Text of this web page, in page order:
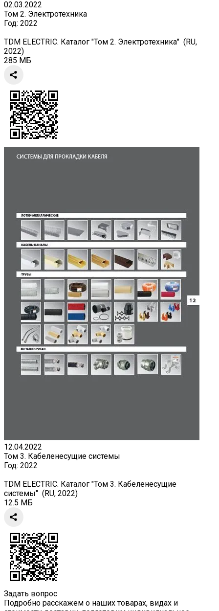
02.03.2022
Том 2. Электротехника
Год: 2022
TDM ELECTRIC. Каталог "Том 2. Электротехника" (RU,
2022)
285 МБ
12.04.2022
Том 3. Кабеленесущие системы
Год: 2022
TDM ELECTRIC. Каталог "Том 3. Кабеленесущие
системы" (RU, 2022)
12.5 МБ
Задать вопрос
Подробно расскажем о наших товарах, видах и